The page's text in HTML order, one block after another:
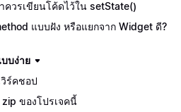
ควรเขียนโค้ดไว้ใน setState()
แบบฝัง หรือแยกจาก Widget ดี?
บง่าย
ร์คชอป
ของโปรเจคนี้